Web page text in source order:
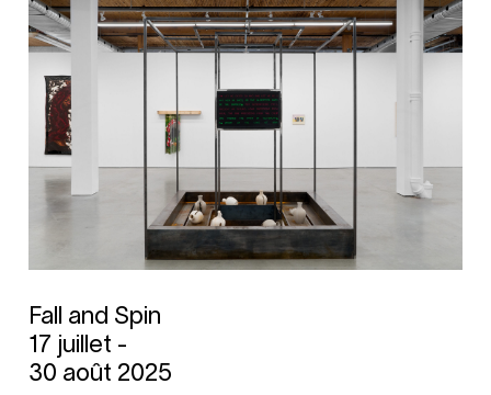
Fall and Spin
17 juillet -
30 août 2025